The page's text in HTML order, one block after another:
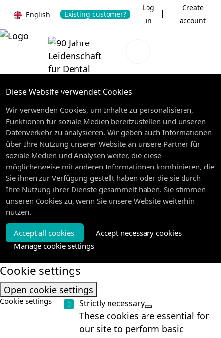
English Existing customer?
Log
in
Create
account
Diese Website verwendet Cookies
Wir verwenden Cookies, um Inhalte zu personalisieren,
Funktionen für soziale Medien bereitzustellen und unseren
Datenverkehr zu analysieren. Wir geben auch Informationen
über Ihre Nutzung unserer Website an unsere Partner für
soziale Medien und Analysen weiter, die diese
möglicherweise mit anderen Informationen kombinieren, die
Sie ihnen zur Verfügung gestellt haben oder die sie durch
Ihre Nutzung ihrer Dienste gesammelt haben. Sie stimmen
unseren Cookies zu, wenn Sie unsere Website weiterhin
nutzen.
Accept all cookies
Accept necessary cookies
Manage cookie settings
Cookie settings
Open cookie settings
Cookie settings Strictly necessary
These cookies are essential for
our site to perform basic